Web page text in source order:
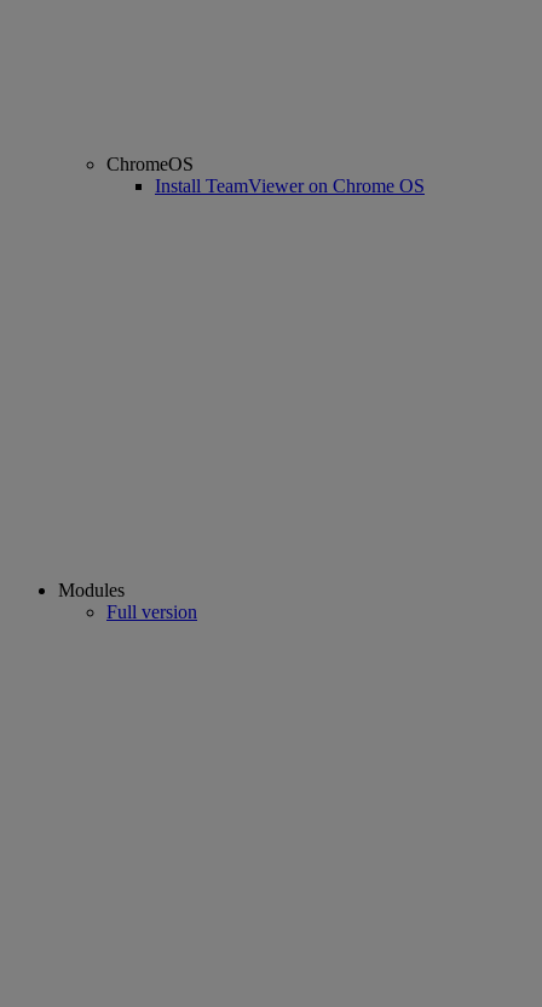
ChromeOS
Install TeamViewer on Chrome OS
Modules
Full version